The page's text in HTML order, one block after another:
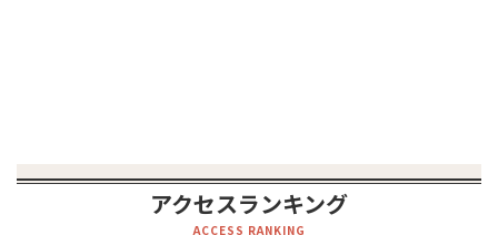
アクセスランキング
ACCESS RANKING